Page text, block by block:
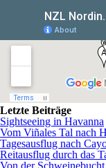
Letzte Beiträge
Sightseeing in Havanna
Vom Viñales Tal nach
Tagesausflug nach
Reitausflug durch das
Von der